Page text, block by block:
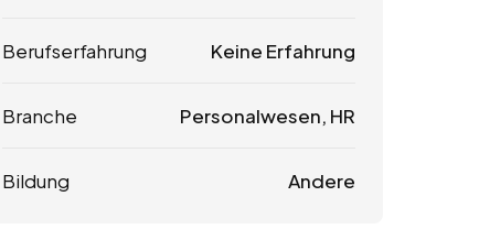
Berufserfahrung Keine Erfahrung
Branche Personalwesen, HR
Bildung Andere